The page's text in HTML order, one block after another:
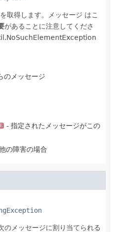
取得します。メッセージ はこ
があることに注意してくださ
のメッセージ
- 指定されたメッセージがこの
の障害の場合
のメッセージに割り当てられる